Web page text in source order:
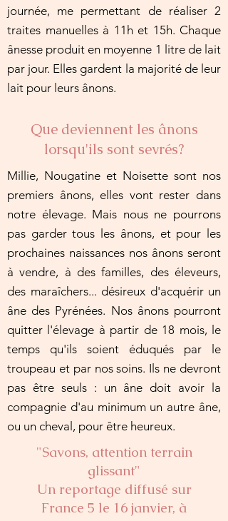
journée, me permettant de réaliser 2
traites manuelles à 11h et 15h. Chaque
ânesse produit en moyenne 1 litre de lait
par jour. Elles gardent la majorité de leur
lait pour leurs ânons.
Que deviennent les ânons
lorsqu'ils sont sevrés?
Millie, Nougatine et Noisette sont nos
premiers ânons, elles vont rester dans
notre élevage. Mais nous ne pourrons
pas garder tous les ânons, et pour les
prochaines naissances nos ânons seront
à vendre, à des familles, des éleveurs,
des maraîchers... désireux d'acquérir un
âne des Pyrénées. Nos ânons pourront
quitter l'élevage à partir de 18 mois, le
temps qu'ils soient éduqués par le
troupeau et par nos soins. Ils ne devront
pas être seuls : un âne doit avoir la
compagnie d'au minimum un autre âne,
ou un cheval, pour être heureux.
"Savons, attention terrain
glissant"
Un reportage diffusé sur
France 5 le 16 janvier, à